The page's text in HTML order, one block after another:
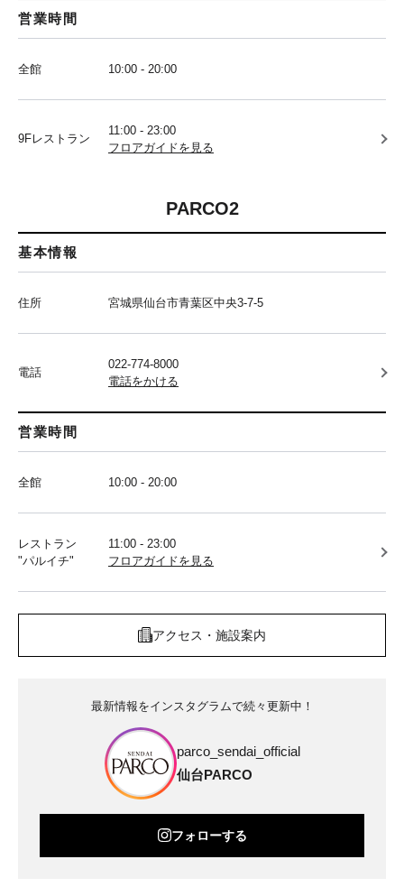
営業時間
全館 10:00 - 20:00
9Fレストラン
11:00 - 23:00
フロアガイドを見る
PARCO2
基本情報
住所 宮城県仙台市青葉区中央3-7-5
電話
022-774-8000
電話をかける
営業時間
全館 10:00 - 20:00
レストラン
"パルイチ"
11:00 - 23:00
フロアガイドを見る
アクセス・施設案内
最新情報をインスタグラムで続々更新中！
parco_sendai_official
仙台PARCO
フォローする